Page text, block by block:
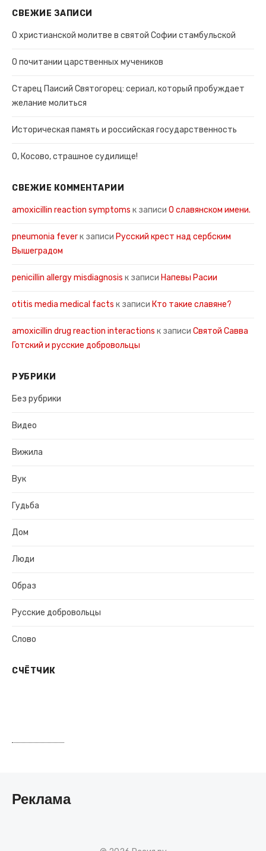
СВЕЖИЕ ЗАПИСИ
О христианской молитве в святой Софии стамбульской
О почитании царственных мучеников
Старец Паисий Святогорец: сериал, который пробуждает
желание молиться
Историческая память и российская государственность
О, Косово, страшное судилище!
СВЕЖИЕ КОММЕНТАРИИ
amoxicillin reaction symptoms к записи О славянском имени.
pneumonia feverк записи Русский крест над сербским
Вышеградом
penicillin allergy misdiagnosis к записи Напевы Расии
otitis media medical facts к записи Кто такие славяне?
amoxicillin drug reaction interactions к записи Святой Савва
Готский и русские добровольцы
РУБРИКИ
Без рубрики
Видео
Вижила
Вук
Гудьба
Дом
Люди
Образ
Русские добровольцы
Слово
СЧЁТЧИК
Реклама